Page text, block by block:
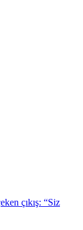
çıkış: “Siz